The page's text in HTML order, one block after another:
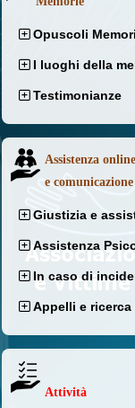
Opuscoli
I luoghi della
Testimonianze
Assistenza online
e comunicazione
Giustizia e
Assistenza
In caso di
Appelli e
Attività